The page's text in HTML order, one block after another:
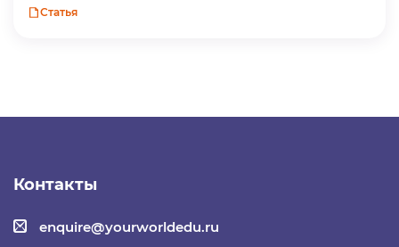
Статья
Контакты
enquire@yourworldedu.ru